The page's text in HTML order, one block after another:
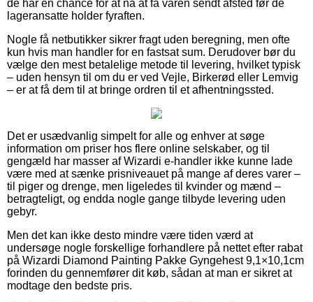
de har en chance for at nå at få varen sendt afsted før de
lageransatte holder fyraften.
Nogle få netbutikker sikrer fragt uden beregning, men ofte
kun hvis man handler for en fastsat sum. Derudover bør du
vælge den mest betalelige metode til levering, hvilket typisk
– uden hensyn til om du er ved Vejle, Birkerød eller Lemvig
– er at få dem til at bringe ordren til et afhentningssted.
Det er usædvanlig simpelt for alle og enhver at søge
information om priser hos flere online selskaber, og til
gengæld har masser af Wizardi e-handler ikke kunne lade
være med at sænke prisniveauet på mange af deres varer –
til piger og drenge, men ligeledes til kvinder og mænd –
betragteligt, og endda nogle gange tilbyde levering uden
gebyr.
Men det kan ikke desto mindre være tiden værd at
undersøge nogle forskellige forhandlere på nettet efter rabat
på Wizardi Diamond Painting Pakke Gyngehest 9,1×10,1cm
forinden du gennemfører dit køb, sådan at man er sikret at
modtage den bedste pris.